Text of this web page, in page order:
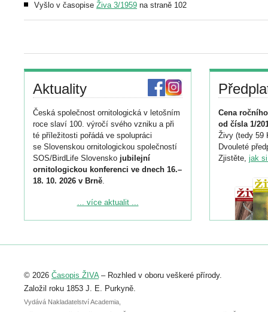
Vyšlo v časopise Živa 3/1959 na straně 102
Aktuality
Česká společnost ornitologická v letošním
roce slaví 100. výročí svého vzniku a při
té příležitosti pořádá ve spolupráci
se Slovenskou ornitologickou společností
SOS/BirdLife Slovensko jubilejní
ornitologickou konferenci ve dnech 16.–
18. 10. 2026 v Brně.
Podrobnější informace ke konferenci
Registrovat se můžete do 6. září.
abstraktu přihlášené přednášky nebo
posteru je už 30. června.
... více aktualit ...
Cena
od čísla 1/
Živy (tedy 59
Dvouleté
Zjistěte, jak
© 2026 Časopis ŽIVA– Rozhled v oboru veškeré přírody.
Založil roku 1853 J. E. Purkyně.
Vydává Nakladatelství Academia,